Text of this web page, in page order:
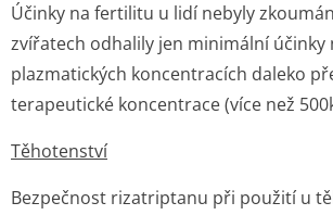
Účinky na fertilitu u lidí nebyly
zvířatech odhalily jen minimální
plazmatických koncentracích daleko
terapeutické koncentrace (více než
Těhotenství
Bezpečnost rizatriptanu při použití u